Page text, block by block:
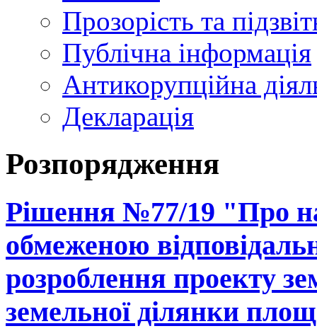
Прозорість та
Публічна інформація
Антикорупційна
Декларація
Розпорядження
Рішення №77/19 "Про
обмеженою
розроблення проекту
земельної ділянки